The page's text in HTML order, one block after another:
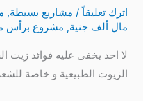
اترك تعليقاً /مشاريع بسيطة,
مال ألف جنية,مشروع برأس مال500 جنيه
لا احد يخفى عليه فوائد زيت
الزيوت الطبيعية و خاصة للشعر